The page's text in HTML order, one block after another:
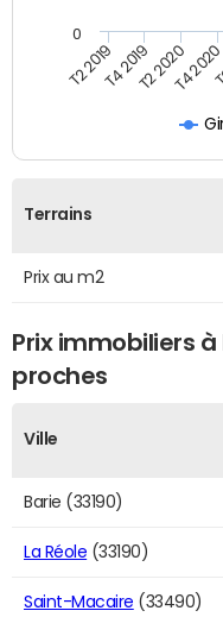
T2 2019T4 2019T2 2020T4 2020
0
Terrains
Prix au m2
Prix immobiliers
proches
Ville
Barie (33190)
La Réole (33190)
Saint-Macaire (33490)